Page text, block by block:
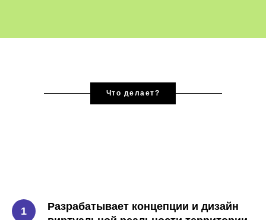
Что делает?
Разрабатывает концепции и дизайн